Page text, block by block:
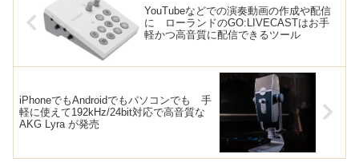
YouTubeなどでの演奏動画の作成や配信
に ローランドのGO:LIVECASTはお手
軽かつ高音質に配信できるツール
iPhoneでもAndroidでもパソコンでも 手
軽に使えて192kHz/24bit対応で高音質な
AKG Lyra が発売